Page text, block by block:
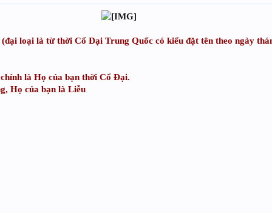
loại là từ thời Cổ Đại Trung Quốc có kiểu đặt tên theo ngày
là Họ của bạn thời Cổ Đại.
Họ của bạn là Liễu